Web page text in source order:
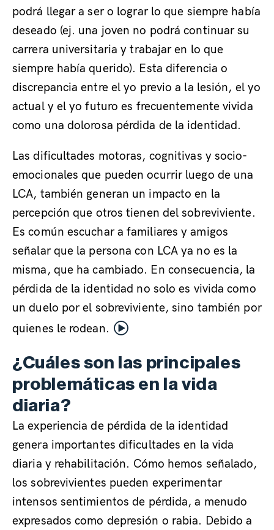
podrá llegar a ser o lograr lo que siempre había
deseado (ej. una joven no podrá continuar su
carrera universitaria y trabajar en lo que
siempre había querido). Esta diferencia o
discrepancia entre el yo previo a la lesión, el yo
actual y el yo futuro es frecuentemente vivida
como una dolorosa pérdida de la identidad.
Las dificultades motoras, cognitivas y socio-
emocionales que pueden ocurrir luego de una
LCA, también generan un impacto en la
percepción que otros tienen del sobreviviente.
Es común escuchar a familiares y amigos
señalar que la persona con LCA ya no es la
misma, que ha cambiado. En consecuencia, la
pérdida de la identidad no solo es vivida como
un duelo por el sobreviviente, sino también por
quienes le rodean.
¿Cuáles son las principales
problemáticas en la vida
diaria?
La experiencia de pérdida de la identidad
genera importantes dificultades en la vida
diaria y rehabilitación. Cómo hemos señalado,
los sobrevivientes pueden experimentar
intensos sentimientos de pérdida, a menudo
expresados como depresión o rabia. Debido a